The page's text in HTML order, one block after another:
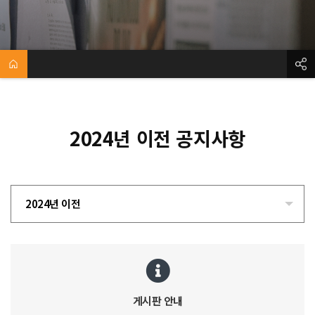
2024년 이전 공지사항
2024년 이전
게시판 안내